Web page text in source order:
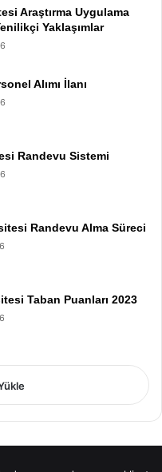
Araştırma Uygulama
Yaklaşımlar
Alımı İlanı
Randevu Sistemi
Randevu Alma Süreci
Taban Puanları 2023